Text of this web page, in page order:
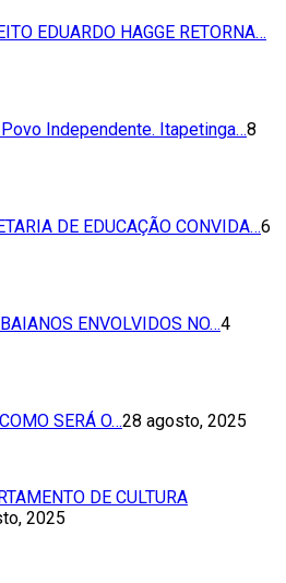
EDUARDO HAGGE RETORNA…
Independente. Itapetinga…8
DE EDUCAÇÃO CONVIDA…6
ENVOLVIDOS NO…4
SERÁ O…28 agosto, 2025
DE CULTURA
2025